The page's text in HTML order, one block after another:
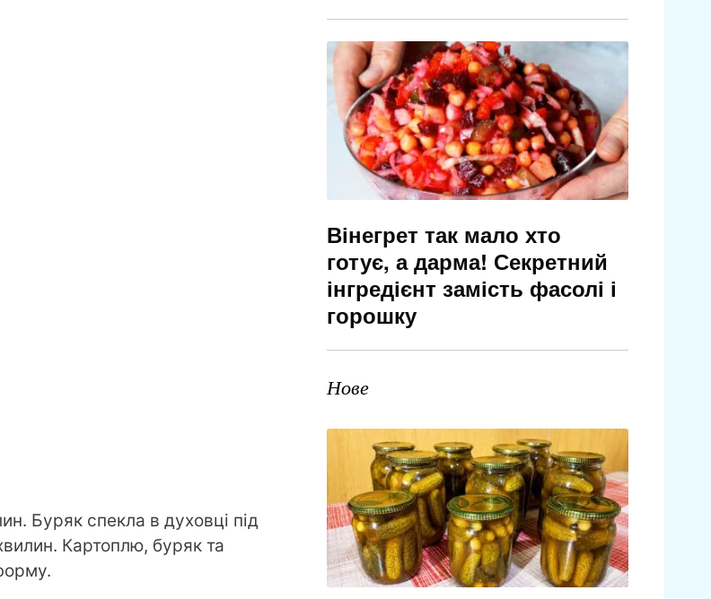
Буряк спекла в духовці під
Картоплю, буряк та
Вінегрет так мало хто
готує, а дарма! Секретний
інгредієнт замість фасолі і
горошку
Нове